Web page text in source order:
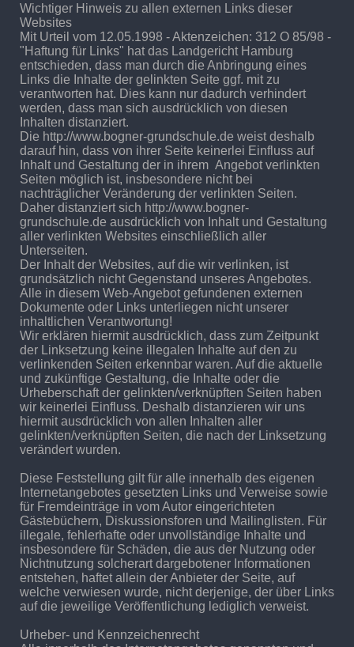
Wichtiger Hinweis zu allen externen Links dieser
Websites
Mit Urteil vom 12.05.1998 - Aktenzeichen: 312 O 85/98 -
"Haftung für Links" hat das Landgericht Hamburg
entschieden, dass man durch die Anbringung eines
Links die Inhalte der gelinkten Seite ggf. mit zu
verantworten hat. Dies kann nur dadurch verhindert
werden, dass man sich ausdrücklich von diesen
Inhalten distanziert.
Die http://www.bogner-grundschule.de weist deshalb
darauf hin, dass von ihrer Seite keinerlei Einfluss auf
Inhalt und Gestaltung der in ihrem Angebot verlinkten
Seiten möglich ist, insbesondere nicht bei
nachträglicher Veränderung der verlinkten Seiten.
Daher distanziert sich http://www.bogner-
grundschule.de ausdrücklich von Inhalt und Gestaltung
aller verlinkten Websites einschließlich aller
Unterseiten.
Der Inhalt der Websites, auf die wir verlinken, ist
grundsätzlich nicht Gegenstand unseres Angebotes.
Alle in diesem Web-Angebot gefundenen externen
Dokumente oder Links unterliegen nicht unserer
inhaltlichen Verantwortung!
Wir erklären hiermit ausdrücklich, dass zum Zeitpunkt
der Linksetzung keine illegalen Inhalte auf den zu
verlinkenden Seiten erkennbar waren. Auf die aktuelle
und zukünftige Gestaltung, die Inhalte oder die
Urheberschaft der gelinkten/verknüpften Seiten haben
wir keinerlei Einfluss. Deshalb distanzieren wir uns
hiermit ausdrücklich von allen Inhalten aller
gelinkten/verknüpften Seiten, die nach der Linksetzung
verändert wurden.
Diese Feststellung gilt für alle innerhalb des eigenen
Internetangebotes gesetzten Links und Verweise sowie
für Fremdeinträge in vom Autor eingerichteten
Gästebüchern, Diskussionsforen und Mailinglisten. Für
illegale, fehlerhafte oder unvollständige Inhalte und
insbesondere für Schäden, die aus der Nutzung oder
Nichtnutzung solcherart dargebotener Informationen
entstehen, haftet allein der Anbieter der Seite, auf
welche verwiesen wurde, nicht derjenige, der über Links
auf die jeweilige Veröffentlichung lediglich verweist.
Urheber- und Kennzeichenrecht